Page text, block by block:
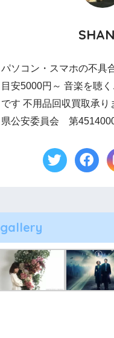
パソコン・スマホの不具
目安5000円～ 音楽を聴
です 不用品回収買取承
県公安委員会 第
gallery